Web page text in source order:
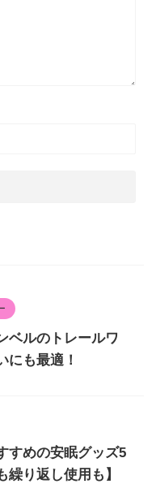
ベルのトレールワ
にも最適！
すめの安眠グッズ5
繰り返し使用も】